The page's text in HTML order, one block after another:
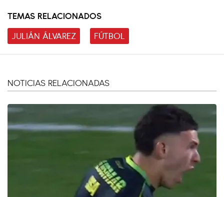
TEMAS RELACIONADOS
JULIÁN ÁLVAREZ
FÚTBOL
NOTICIAS RELACIONADAS